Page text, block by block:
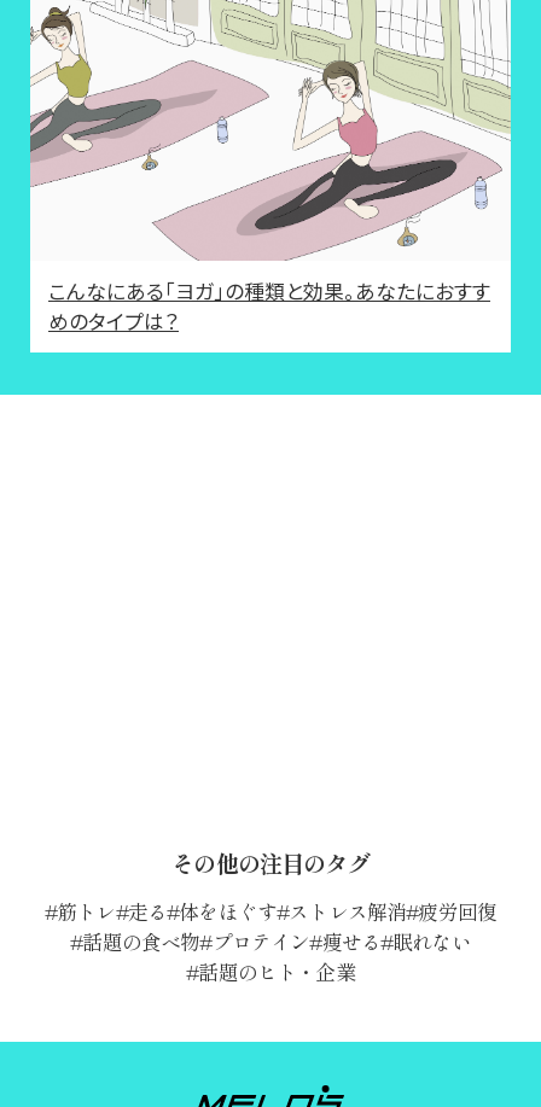
こんなにある「ヨガ」の種類と効果。あなたにおすす
めのタイプは？
その他の注目のタグ
筋トレ 走る 体をほぐす ストレス解消 疲労回復
話題の食べ物 プロテイン 痩せる 眠れない
話題のヒト・企業